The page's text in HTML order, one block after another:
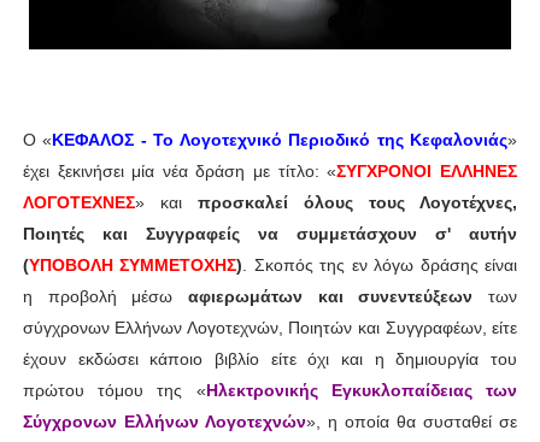
Ο «ΚΕΦΑΛΟΣ - Το Λογοτεχνικό Περιοδικό της Κεφαλονιάς»
έχει ξεκινήσει μία νέα δράση με τίτλο: «ΣΥΓΧΡΟΝΟΙ ΕΛΛΗΝΕΣ
ΛΟΓΟΤΕΧΝΕΣ» και προσκαλεί όλους τους Λογοτέχνες,
Ποιητές και Συγγραφείς να συμμετάσχουν σ' αυτήν
(ΥΠΟΒΟΛΗ ΣΥΜΜΕΤΟΧΗΣ) . Σκοπός της εν λόγω δράσης είναι
η προβολή μέσω αφιερωμάτων και συνεντεύξεων των
σύγχρονων Ελλήνων Λογοτεχνών, Ποιητών και Συγγραφέων, είτε
έχουν εκδώσει κάποιο βιβλίο είτε όχι και η δημιουργία του
πρώτου τόμου της «Ηλεκτρονικής Εγκυκλοπαίδειας των
Σύγχρονων Ελλήνων Λογοτεχνών», η οποία θα συσταθεί σε